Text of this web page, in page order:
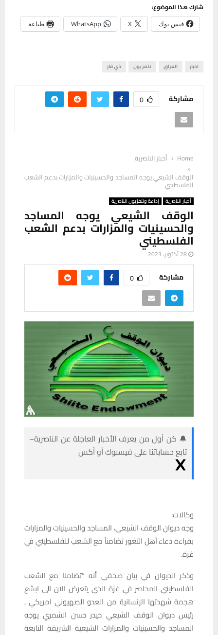
شارك هذا الموضوع:
فيس بوك X
WhatsApp طباعة
اخبار العراق تلفزيون ذي قار
مشاركة 0
Home
أخبار الناصرية
الوقف الشيعي يوجه المساجد والحسينيات والمزارات بدعم الشعب
الفلسطيني
أخبار الناصرية إذاعة وتلفزيون الناصرية
الوقف الشيعي يوجه المساجد
والحسينيات والمزارات بدعم الشعب
الفلسطيني
28 أكتوبر، 2023
مشاركة 0
🔔 كن أول من يعرف الأخبار العاجلة عن الناصرية–
تابع حساباتنا على فيسبوك أو أكس
وكالات:
وجه ديوان الوقف الشيعي، المساجد والحسينيات والمزارات
بقراءة دعاء أهل الثغور تضامناً مع الشعب للفلسطيني في
غزة.
وذكر الديوان في بيان صحفي أنه “تضامنا مع الشعب
الفلسطيني المحاصر في غزة الذي يتعرض الان الى ابشع
هجمة شهدتها الإنسانية من العدو الصهيوني امريكي ,
رئيس ديوان الوقف الشيعي حيدر حسن الشمري يوجه
المساجد والحسينيات والمزارات الشيعية الشريفة التابعة